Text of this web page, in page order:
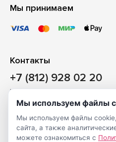
Мы принимаем
Контакты
+7 (812) 928 02 20
Наш магазин
Санкт-Петербург, ул.
«Сигнал»), 3 этаж, пом. 2
На карте
Мы используем файлы
Мы используем файлы
сайта, а также
можете ознакомиться с